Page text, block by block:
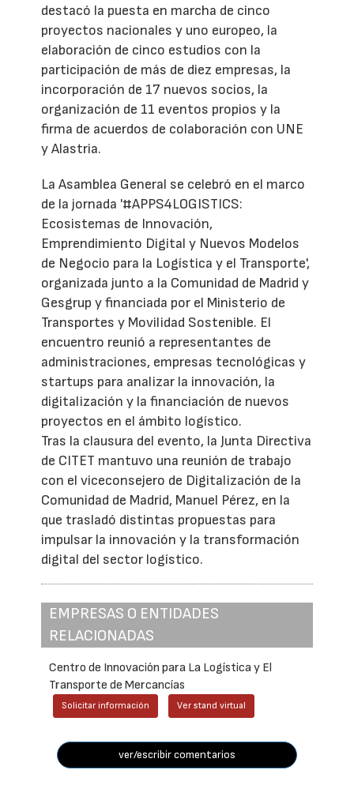
destacó la puesta en marcha de cinco
proyectos nacionales y uno europeo, la
elaboración de cinco estudios con la
participación de más de diez empresas, la
incorporación de 17 nuevos socios, la
organización de 11 eventos propios y la
firma de acuerdos de colaboración con UNE
y Alastria.
La Asamblea General se celebró en el marco
de la jornada '#APPS4LOGISTICS:
Ecosistemas de Innovación,
Emprendimiento Digital y Nuevos Modelos
de Negocio para la Logística y el Transporte',
organizada junto a la Comunidad de Madrid y
Gesgrup y financiada por el Ministerio de
Transportes y Movilidad Sostenible. El
encuentro reunió a representantes de
administraciones, empresas tecnológicas y
startups para analizar la innovación, la
digitalización y la financiación de nuevos
proyectos en el ámbito logístico.
Tras la clausura del evento, la Junta Directiva
de CITET mantuvo una reunión de trabajo
con el viceconsejero de Digitalización de la
Comunidad de Madrid, Manuel Pérez, en la
que trasladó distintas propuestas para
impulsar la innovación y la transformación
digital del sector logístico.
EMPRESAS O ENTIDADES
RELACIONADAS
Centro de Innovación para La Logística y El
Transporte de Mercancías
Solicitar información Ver stand virtual
ver/escribir comentarios